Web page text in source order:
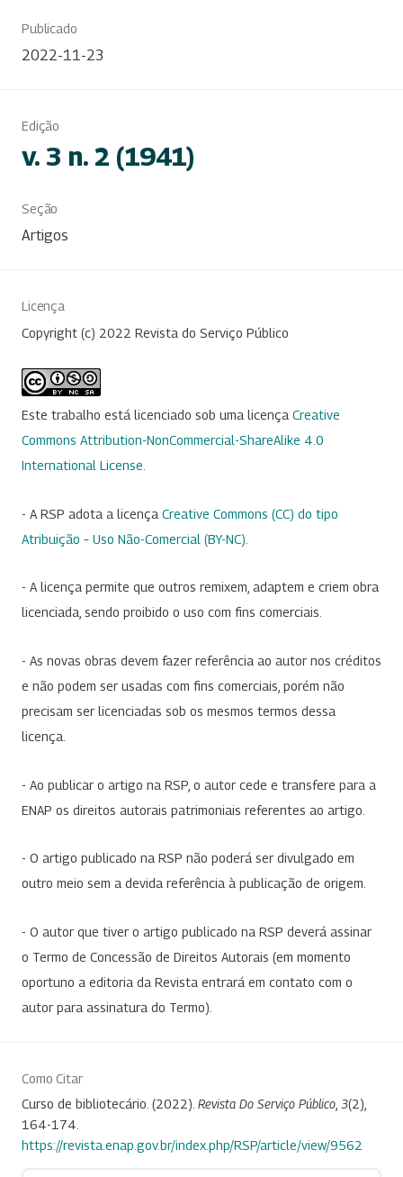
Publicado
2022-11-23
Edição
v. 3 n. 2 (1941)
Seção
Artigos
Licença
Copyright (c) 2022 Revista do Serviço Público
Este trabalho está licenciado sob uma licença Creative
Commons Attribution-NonCommercial-ShareAlike 4.0
International License
- A RSP adota a licença Creative Commons (CC) do tipo
Atribuição – Uso Não-Comercial (BY-NC)
- A licença permite que outros remixem, adaptem e criem obra
licenciada, sendo proibido o uso com fins comerciais.
- As novas obras devem fazer referência ao autor nos créditos
e não podem ser usadas com fins comerciais, porém não
precisam ser licenciadas sob os mesmos termos dessa
licença.
- Ao publicar o artigo na RSP, o autor cede e transfere para a
ENAP os direitos autorais patrimoniais referentes ao artigo.
- O artigo publicado na RSP não poderá ser divulgado em
outro meio sem a devida referência à publicação de origem.
- O autor que tiver o artigo publicado na RSP deverá assinar
o Termo de Concessão de Direitos Autorais (em momento
oportuno a editoria da Revista entrará em contato com o
autor para assinatura do Termo).
Como Citar
Curso de bibliotecário. (2022). Revista Do Serviço Público 3(2),
164-174.
https://revista.enap.gov.br/index.php/RSP/article/view/9562